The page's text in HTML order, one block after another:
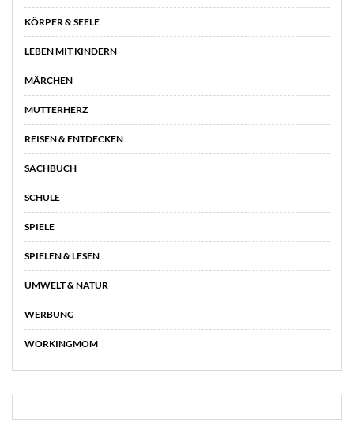
KÖRPER & SEELE
LEBEN MIT KINDERN
MÄRCHEN
MUTTERHERZ
REISEN & ENTDECKEN
SACHBUCH
SCHULE
SPIELE
SPIELEN & LESEN
UMWELT & NATUR
WERBUNG
WORKINGMOM